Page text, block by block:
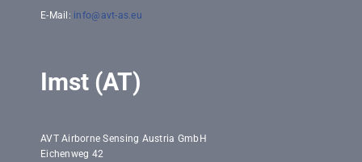
E-Mail: info@avt-as.eu
Imst (AT)
AVT Airborne Sensing Austria GmbH
Eichenweg 42